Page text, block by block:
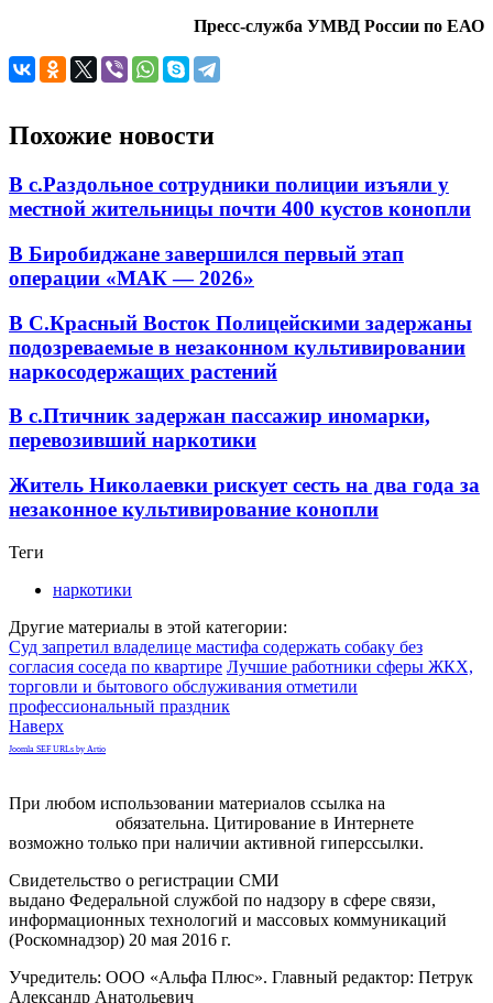
Пресс-служба УМВД России по ЕАО
Похожие новости
В с.Раздольное сотрудники полиции изъяли у
местной жительницы почти 400 кустов конопли
В Биробиджане завершился первый этап
операции «МАК — 2026»
В С.Красный Восток Полицейскими задержаны
подозреваемые в незаконном культивировании
наркосодержащих растений
В с.Птичник задержан пассажир иномарки,
перевозивший наркотики
Житель Николаевки рискует сесть на два года за
незаконное культивирование конопли
Теги
наркотики
Другие материалы в этой категории:
Суд запретил владелице мастифа содержать собаку без
согласия соседа по квартире Лучшие работники сферы ЖКХ,
торговли и бытового обслуживания отметили
профессиональный праздник
Наверх
Joomla SEF URLs by Artio
При любом использовании материалов ссылка на
обязательна. Цитирование в Интернете
возможно только при наличии активной гиперссылки.
Свидетельство о регистрации СМИ
выдано Федеральной службой по надзору в сфере связи,
информационных технологий и массовых коммуникаций
(Роскомнадзор) 20 мая 2016 г.
Учредитель: ООО «Альфа Плюс». Главный редактор: Петрук
Александр Анатольевич